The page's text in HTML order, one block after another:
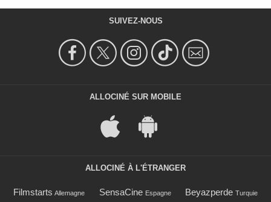
SUIVEZ-NOUS
ALLOCINÉ SUR MOBILE
ALLOCINÉ À L'ÉTRANGER
Filmstarts Allemagne SensaCine Espagne Beyazperde Turquie